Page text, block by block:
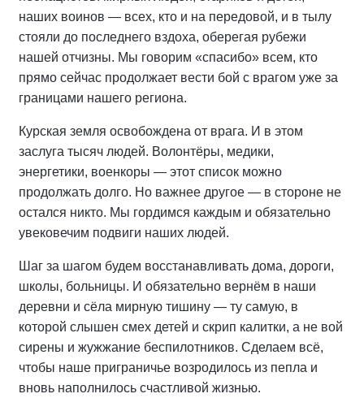
наших воинов — всех, кто и на передовой, и в тылу
стояли до последнего вздоха, оберегая рубежи
нашей отчизны. Мы говорим «спасибо» всем, кто
прямо сейчас продолжает вести бой с врагом уже за
границами нашего региона.
Курская земля освобождена от врага. И в этом
заслуга тысяч людей. Волонтёры, медики,
энергетики, военкоры — этот список можно
продолжать долго. Но важнее другое — в стороне не
остался никто. Мы гордимся каждым и обязательно
увековечим подвиги наших людей.
Шаг за шагом будем восстанавливать дома, дороги,
школы, больницы. И обязательно вернём в наши
деревни и сёла мирную тишину — ту самую, в
которой слышен смех детей и скрип калитки, а не вой
сирены и жужжание беспилотников. Сделаем всё,
чтобы наше приграничье возродилось из пепла и
вновь наполнилось счастливой жизнью.